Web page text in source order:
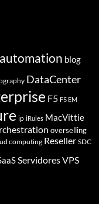
automation blog
DataCenter
F5 F5 EM
ip iRules MacVittie
overselling
computing Reseller SDC
Servidores VPS